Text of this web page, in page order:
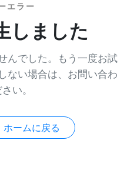
エラー
しました
んでした。もう一度お試
ない場合は、お問い合わ
い。
ホームに戻る